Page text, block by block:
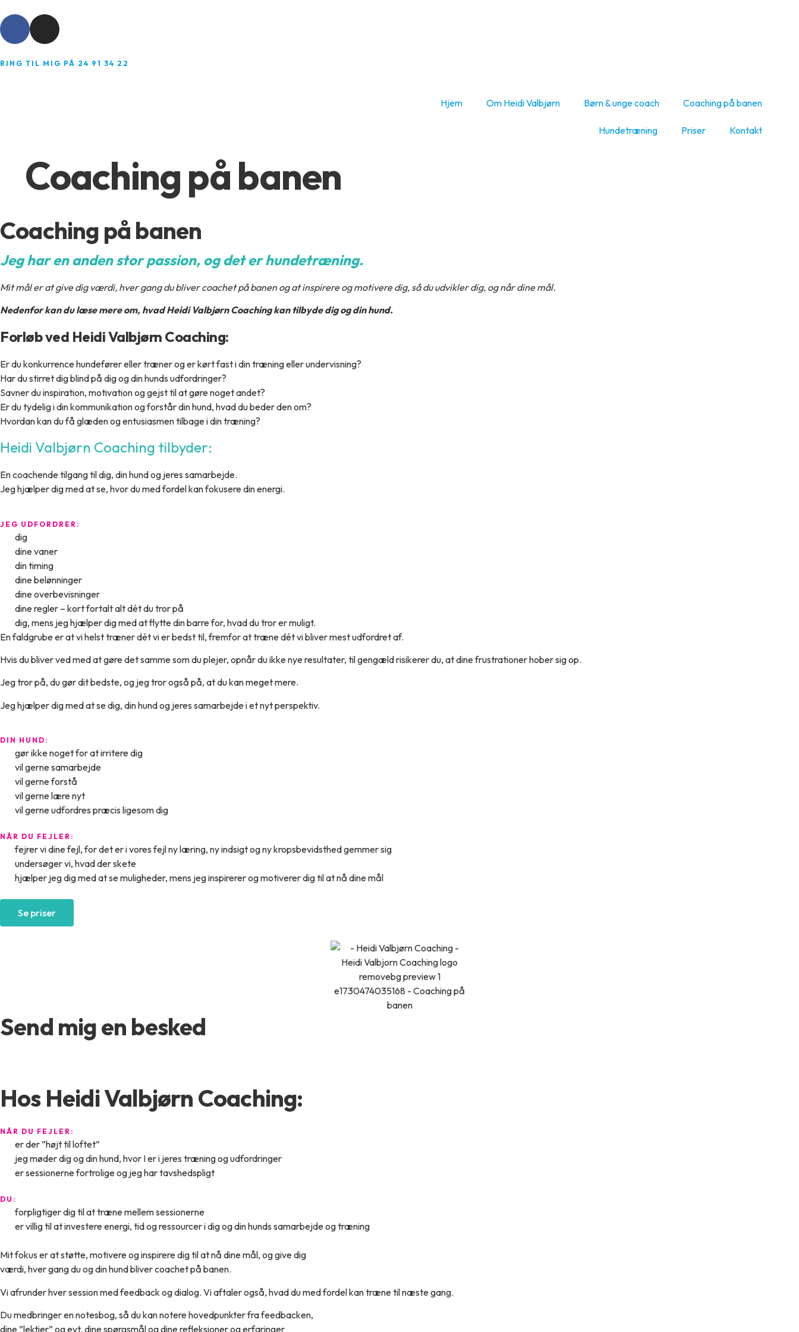
RING TIL MIG PÅ 24 91 34 22
Hjem Om Heidi Valbjørn Børn & unge coach Coaching på banen
Hundetræning Priser Kontakt
Coaching på banen
Coaching på banen
Jeg har en anden stor passion, og det er hundetræning.
Mit mål er at give dig værdi, hver gang du bliver coachet på banen og at inspirere og motivere dig, så du udvikler dig, og når dine mål.
Nedenfor kan du læse mere om, hvad Heidi Valbjørn Coaching kan tilbyde dig og din hund.
Forløb ved Heidi Valbjørn Coaching:
Er du konkurrence hundefører eller træner og er kørt fast i din træning eller undervisning?
Har du stirret dig blind på dig og din hunds udfordringer?
Savner du inspiration, motivation og gejst til at gøre noget andet?
Er du tydelig i din kommunikation og forstår din hund, hvad du beder den om?
Hvordan kan du få glæden og entusiasmen tilbage i din træning?
Heidi Valbjørn Coaching tilbyder:
En coachende tilgang til dig, din hund og jeres samarbejde.
Jeg hjælper dig med at se, hvor du med fordel kan fokusere din energi.
JEG UDFORDRER:
dig
dine vaner
din timing
dine belønninger
dine overbevisninger
dine regler – kort fortalt alt dét du tror på
dig, mens jeg hjælper dig med at flytte din barre for, hvad du tror er muligt.
En faldgrube er at vi helst træner dét vi er bedst til, fremfor at træne dét vi bliver mest udfordret af.
Hvis du bliver ved med at gøre det samme som du plejer, opnår du ikke nye resultater, til gengæld risikerer du, at dine frustrationer hober sig op.
Jeg tror på, du gør dit bedste, og jeg tror også på, at du kan meget mere.
Jeg hjælper dig med at se dig, din hund og jeres samarbejde i et nyt perspektiv.
DIN HUND:
gør ikke noget for at irritere dig
vil gerne samarbejde
vil gerne forstå
vil gerne lære nyt
vil gerne udfordres præcis ligesom dig
NÅR DU FEJLER:
fejrer vi dine fejl, for det er i vores fejl ny læring, ny indsigt og ny kropsbevidsthed gemmer sig
undersøger vi, hvad der skete
hjælper jeg dig med at se muligheder, mens jeg inspirerer og motiverer dig til at nå dine mål
Se priser
Send mig en besked
Hos Heidi Valbjørn Coaching:
NÅR DU FEJLER:
er der ”højt til loftet”
jeg møder dig og din hund, hvor I er i jeres træning og udfordringer
er sessionerne fortrolige og jeg har tavshedspligt
DU:
forpligtiger dig til at træne mellem sessionerne
er villig til at investere energi, tid og ressourcer i dig og din hunds samarbejde og træning
Mit fokus er at støtte, motivere og inspirere dig til at nå dine mål, og give dig
værdi, hver gang du og din hund bliver coachet på banen.
Vi afrunder hver session med feedback og dialog. Vi aftaler også, hvad du med fordel kan træne til næste gang.
Du medbringer en notesbog, så du kan notere hovedpunkter fra feedbacken,
dine ”lektier” og evt. dine spørgsmål og dine refleksioner og erfaringer